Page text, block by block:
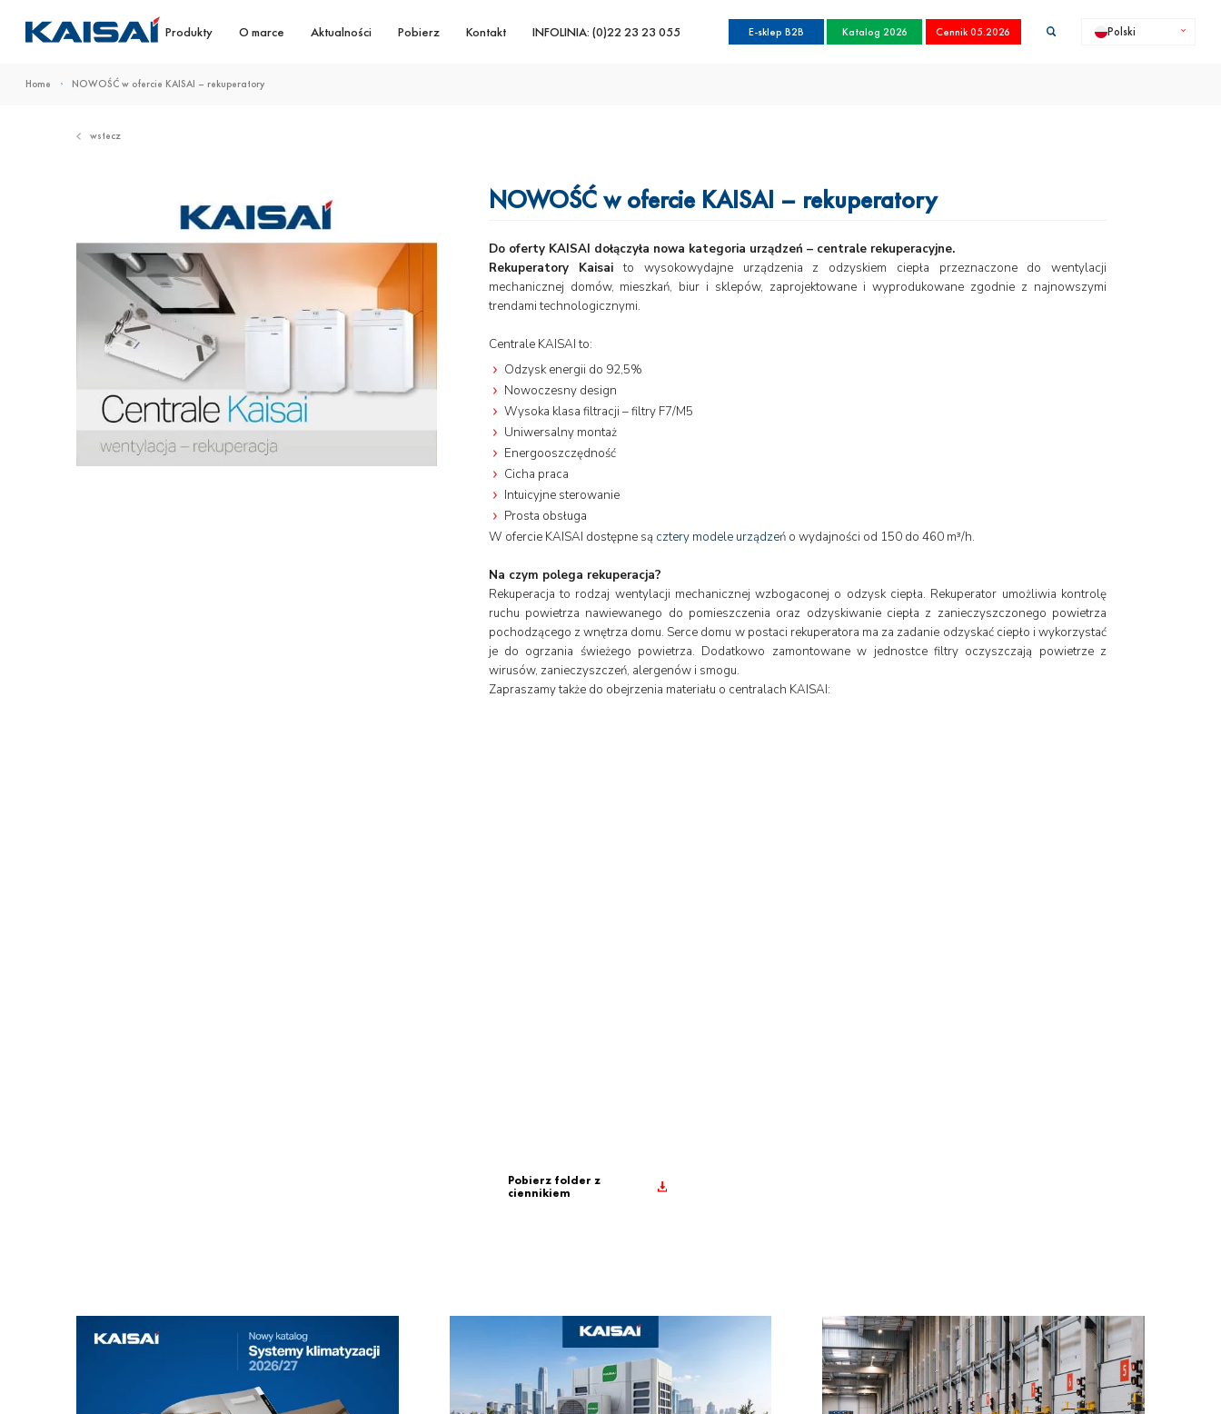
Produkty O marce Aktualności Pobierz Kontakt INFOLINIA: (0)22 23 23 055 E-sklep B2B Katalog 2026 Cennik 05.2026 Polski
Home NOWOŚĆ w ofercie KAISAI – rekuperatory
wstecz
NOWOŚĆ w ofercie KAISAI – rekuperatory
Do oferty KAISAI dołączyła nowa kategoria urządzeń – centrale rekuperacyjne.
Rekuperatory Kaisai to wysokowydajne urządzenia z odzyskiem ciepła przeznaczone do wentylacji
mechanicznej domów, mieszkań, biur i sklepów, zaprojektowane i wyprodukowane zgodnie z najnowszymi
trendami technologicznymi.
Centrale KAISAI to:
Odzysk energii do 92,5%
Nowoczesny design
Wysoka klasa filtracji – filtry F7/M5
Uniwersalny montaż
Energooszczędność
Cicha praca
Intuicyjne sterowanie
Prosta obsługa
W ofercie KAISAI dostępne są cztery modele urządzeńo wydajności od 150 do 460 m³/h.
Na czym polega rekuperacja?
Rekuperacja to rodzaj wentylacji mechanicznej wzbogaconej o odzysk ciepła. Rekuperator umożliwia kontrolę
ruchu powietrza nawiewanego do pomieszczenia oraz odzyskiwanie ciepła z zanieczyszczonego powietrza
pochodzącego z wnętrza domu. Serce domu w postaci rekuperatora ma za zadanie odzyskać ciepło i wykorzystać
je do ogrzania świeżego powietrza. Dodatkowo zamontowane w jednostce filtry oczyszczają powietrze z
wirusów, zanieczyszczeń, alergenów i smogu.
Zapraszamy także do obejrzenia materiału o centralach KAISAI:
Pobierz folder z
ciennikiem